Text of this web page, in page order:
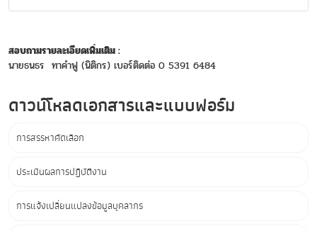
สอบถามรายละเอียดเพิ่มเติม :
นายธนธร ทาคำฟู (นิติกร) เบอร์ติดต่อ 0 5391 6484
ดาวน์โหลดเอกสารและแบบฟอร์ม
การสรรหาคัดเลือก
ประเมินผลการปฏิบัติงาน
การแจ้งเปลี่ยนแปลงข้อมูลบุคลากร